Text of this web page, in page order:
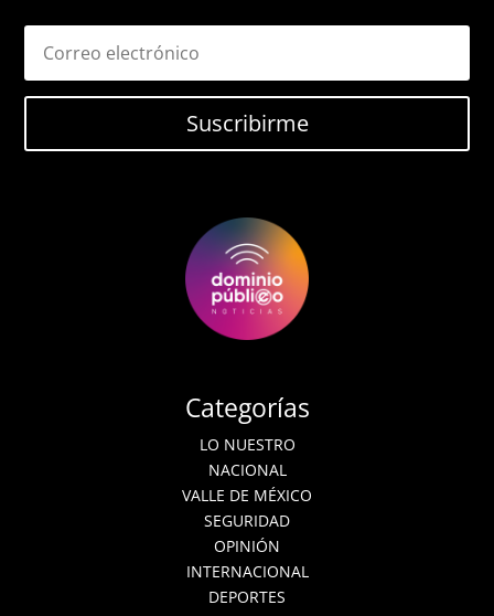
Suscribirme
Categorías
LO NUESTRO
NACIONAL
VALLE DE MÉXICO
SEGURIDAD
OPINIÓN
INTERNACIONAL
DEPORTES